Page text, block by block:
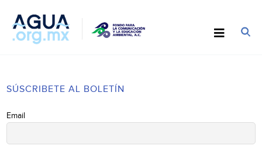
SÚSCRIBETE AL BOLETÍN
Email